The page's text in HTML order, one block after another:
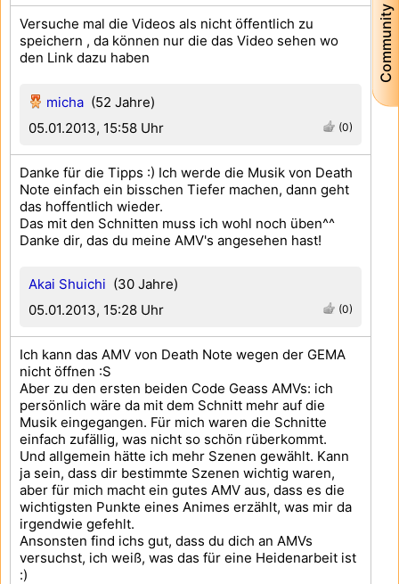
Community
micha (52 Jahre)
05.01.2013, 15:58 Uhr
(0)
Versuche mal die Videos als nicht öffentlich zu
speichern , da können nur die das Video sehen wo
den Link dazu haben
Akai Shuichi (30 Jahre)
05.01.2013, 15:28 Uhr
(0)
Danke für die Tipps :) Ich werde die Musik von Death
Note einfach ein bisschen Tiefer machen, dann geht
das hoffentlich wieder.
Das mit den Schnitten muss ich wohl noch üben^^
Danke dir, das du meine AMV's angesehen hast!
Ich kann das AMV von Death Note wegen der GEMA
nicht öffnen :S
Aber zu den ersten beiden Code Geass AMVs: ich
persönlich wäre da mit dem Schnitt mehr auf die
Musik eingegangen. Für mich waren die Schnitte
einfach zufällig, was nicht so schön rüberkommt.
Und allgemein hätte ich mehr Szenen gewählt. Kann
ja sein, dass dir bestimmte Szenen wichtig waren,
aber für mich macht ein gutes AMV aus, dass es die
wichtigsten Punkte eines Animes erzählt, was mir da
irgendwie gefehlt.
Ansonsten find ichs gut, dass du dich an AMVs
versuchst, ich weiß, was das für eine Heidenarbeit ist
:)